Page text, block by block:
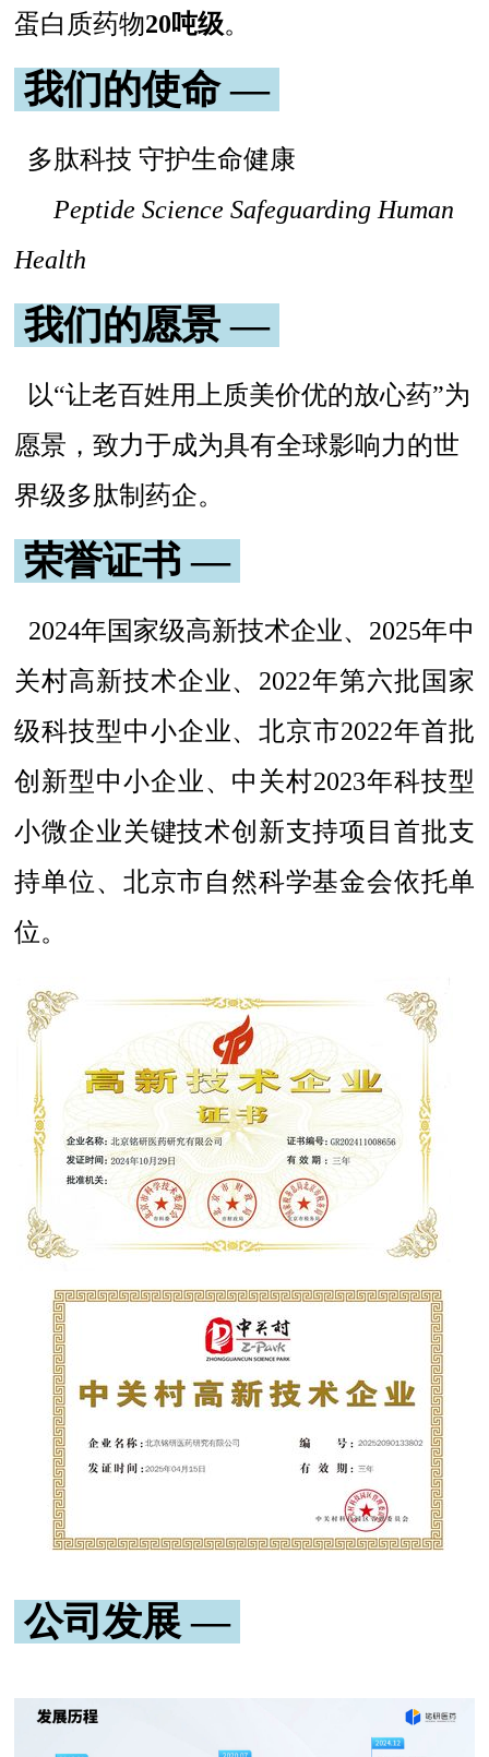
蛋白质药物20吨级。
我们的使命 —
多肽科技 守护生命健康
Peptide Science Safeguarding Human
Health
我们的愿景 —
以“让老百姓用上质美价优的放心药”为
愿景，致力于成为具有全球影响力的世
界级多肽制药企。
荣誉证书 —
2024年国家级高新技术企业、2025年中
关村高新技术企业、2022年第六批国家
级科技型中小企业、北京市2022年首批
创新型中小企业、中关村2023年科技型
小微企业关键技术创新支持项目首批支
持单位、北京市自然科学基金会依托单
位。
公司发展 —